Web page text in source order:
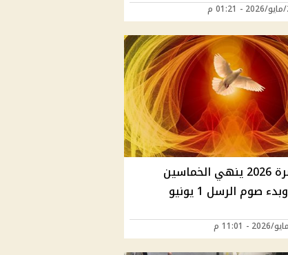
عيد العنصرة 2026 ينهي الخماسين
صوم الرسل 1 يونيو